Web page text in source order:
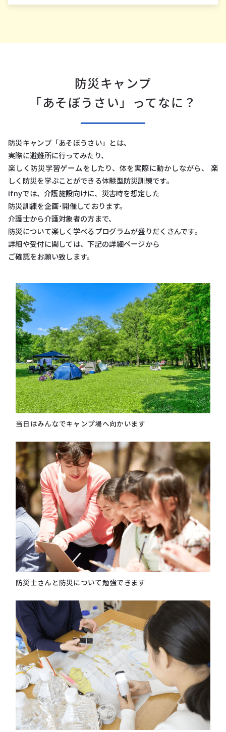
防災キャンプ
「あそぼうさい」ってなに？
防災キャンプ「あそぼうさい」とは、
実際に避難所に⾏ってみたり、
楽しく防災学習ゲームをしたり、体を実際に動かしながら、 楽
しく防災を学ぶことができる体験型防災訓練です。
ifnyでは、介護施設向けに、災害時を想定した
防災訓練を企画･開催しております。
介護⼠から介護対象者の⽅まで、
防災について楽しく学べるプログラムが盛りだくさんです。
詳細や受付に関しては、下記の詳細ページから
ご確認をお願い致します。
当⽇はみんなでキャンプ場へ向かいます
防災⼠さんと防災について勉強できます